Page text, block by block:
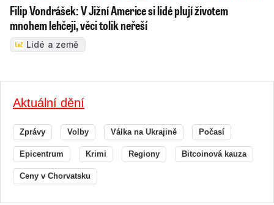
Filip Vondrášek: V Jižní Americe si lidé plují životem
mnohem lehčeji, věci tolik neřeší
Lidé a země
Aktuální dění
Zprávy Volby Válka na Ukrajině Počasí
Epicentrum Krimi Regiony Bitcoinová kauza
Ceny v Chorvatsku